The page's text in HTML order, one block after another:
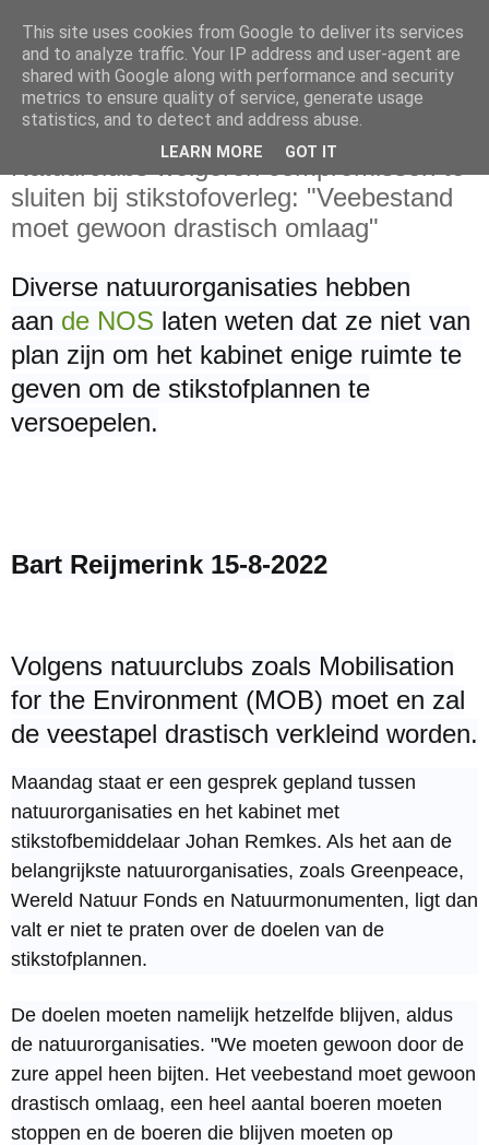
maandag 15 augustus 2022
Natuurclubs weigeren compromissen te
sluiten bij stikstofoverleg: "Veebestand
moet gewoon drastisch omlaag"
Diverse natuurorganisaties hebben
aan de NOS laten weten dat ze niet van
plan zijn om het kabinet enige ruimte te
geven om de stikstofplannen te
versoepelen.
Bart Reijmerink 15-8-2022
Volgens natuurclubs zoals Mobilisation
for the Environment (MOB) moet en zal
de veestapel drastisch verkleind worden.
Maandag staat er een gesprek gepland tussen
natuurorganisaties en het kabinet met
stikstofbemiddelaar Johan Remkes. Als het aan de
belangrijkste natuurorganisaties, zoals Greenpeace,
Wereld Natuur Fonds en Natuurmonumenten, ligt dan
valt er niet te praten over de doelen van de
stikstofplannen.
De doelen moeten namelijk hetzelfde blijven, aldus
de natuurorganisaties. "We moeten gewoon door de
zure appel heen bijten. Het veebestand moet gewoon
drastisch omlaag, een heel aantal boeren moeten
stoppen en de boeren die blijven moeten op
This site uses cookies from Google to deliver its services
and to analyze traffic. Your IP address and user-agent are
shared with Google along with performance and security
metrics to ensure quality of service, generate usage
statistics, and to detect and address abuse.
LEARN MORE GOT IT